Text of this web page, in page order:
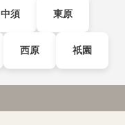
中須 東原
西原 祇園